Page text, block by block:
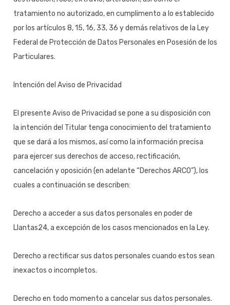
tratamiento no autorizado, en cumplimento a lo establecido
por los artículos 8, 15, 16, 33, 36 y demás relativos de la Ley
Federal de Protección de Datos Personales en Posesión de los
Particulares.
Intención del Aviso de Privacidad
El presente Aviso de Privacidad se pone a su disposición con
la intención del Titular tenga conocimiento del tratamiento
que se dará a los mismos, así como la información precisa
para ejercer sus derechos de acceso, rectificación,
cancelación y oposición (en adelante “Derechos ARCO”), los
cuales a continuación se describen:
Derecho a acceder a sus datos personales en poder de
Llantas24, a excepción de los casos mencionados en la Ley.
Derecho a rectificar sus datos personales cuando estos sean
inexactos o incompletos.
Derecho en todo momento a cancelar sus datos personales.